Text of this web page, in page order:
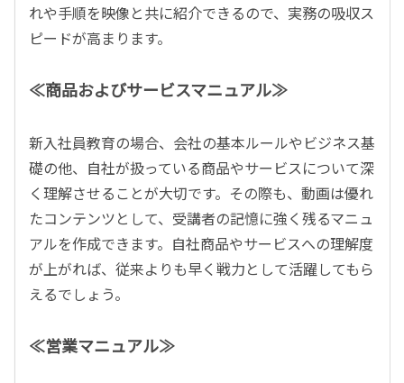
れや手順を映像と共に紹介できるので、実務の吸収ス
ピードが高まります。
≪商品およびサービスマニュアル≫
新入社員教育の場合、会社の基本ルールやビジネス基
礎の他、自社が扱っている商品やサービスについて深
く理解させることが大切です。その際も、動画は優れ
たコンテンツとして、受講者の記憶に強く残るマニュ
アルを作成できます。自社商品やサービスへの理解度
が上がれば、従来よりも早く戦力として活躍してもら
えるでしょう。
≪営業マニュアル≫